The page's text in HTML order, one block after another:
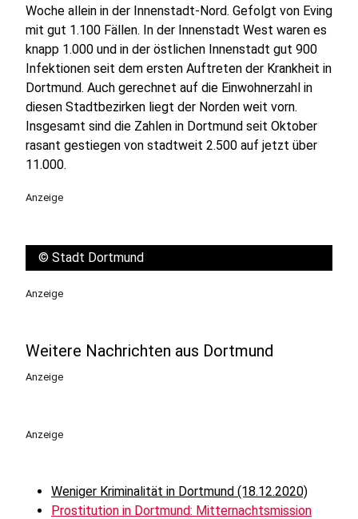
Woche allein in der Innenstadt-Nord. Gefolgt von Eving
mit gut 1.100 Fällen. In der Innenstadt West waren es
knapp 1.000 und in der östlichen Innenstadt gut 900
Infektionen seit dem ersten Auftreten der Krankheit in
Dortmund. Auch gerechnet auf die Einwohnerzahl in
diesen Stadtbezirken liegt der Norden weit vorn.
Insgesamt sind die Zahlen in Dortmund seit Oktober
rasant gestiegen von stadtweit 2.500 auf jetzt über
11.000.
Anzeige
© Stadt Dortmund
Anzeige
Weitere Nachrichten aus Dortmund
Anzeige
Anzeige
Weniger Kriminalität in Dortmund (18.12.2020)
Prostitution in Dortmund: Mitternachtsmission